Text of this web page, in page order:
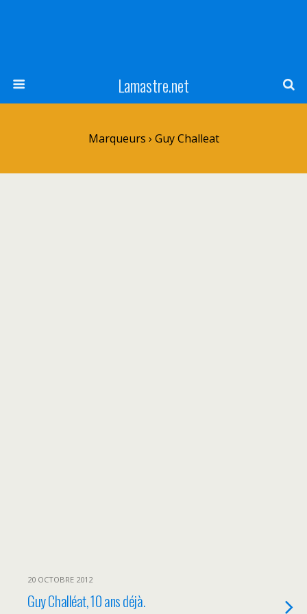
Lamastre.net
Marqueurs › Guy Challeat
20 OCTOBRE 2012
Guy Challéat, 10 ans déjà.